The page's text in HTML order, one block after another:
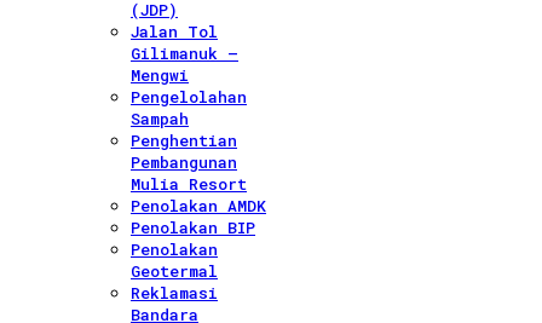
(JDP)
Jalan Tol
Gilimanuk –
Mengwi
Pengelolahan
Sampah
Penghentian
Pembangunan
Mulia Resort
Penolakan AMDK
Penolakan BIP
Penolakan
Geotermal
Reklamasi
Bandara